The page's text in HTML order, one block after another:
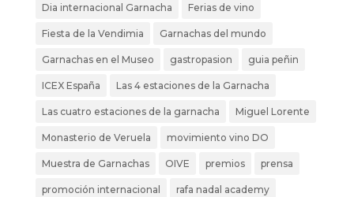
Dia internacional Garnacha Ferias de vino
Fiesta de la Vendimia Garnachas del mundo
Garnachas en el Museo gastropasion guia peñin
ICEX España Las 4 estaciones de la Garnacha
Las cuatro estaciones de la garnacha Miguel Lorente
Monasterio de Veruela movimiento vino DO
Muestra de Garnachas OIVE premios prensa
promoción internacional rafa nadal academy